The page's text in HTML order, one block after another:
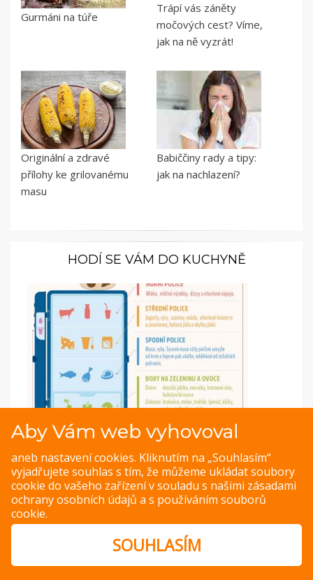
Gurmáni na túře
Trápí vás záněty
močových cest? Víme,
jak na ně vyzrát!
Originální a zdravé
přílohy ke grilovanému
masu
Babiččiny rady a tipy:
jak na nachlazení?
HODÍ SE VÁM DO KUCHYNĚ
Infografika: Jak správně ukládat potraviny do
ledničky
Které patří do ledničky, a které naopak na linku? Podívejte
se na naší přehlednou infografikuna Jakvkuchyni.cz
ZOBRAZIT
Aby Vám web vyhovoval
aneb nastavení cookies. Kliknutím na „Souhlasím“
vyjadřujete souhlas s tím, že můžeme ukládat soubory
cookie do vašeho zařízení v souladu s našimi zásadami
ochrany osobních údajů a s používáním souborů
cookie.
SOUHLASÍM